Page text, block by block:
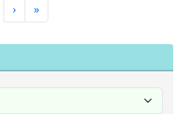
›下一頁
»最後頁